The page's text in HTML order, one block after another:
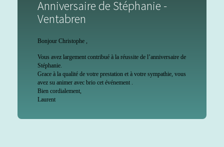
Anniversaire de Stéphanie -
Ventabren
Bonjour Christophe ,
Vous avez largement contribué à la réussite de l’anniversaire de
Stéphanie.
Grace à la qualité de votre prestation et à votre sympathie, vous
avez su animer avec brio cet événement .
Bien cordialement,